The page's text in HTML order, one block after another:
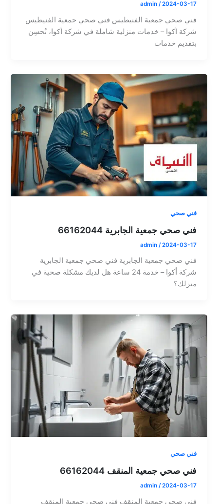
admin /2024-03-17
فني صحي جمعية الفنيطيس فني صحي جمعية الفنيطيس
شركة أكوا – خدمات منزلية شاملة في شركة أكوا، نُحسِن
بتقديم خدمات
فني صحي
فني صحي جمعية الجابرية 66162044
admin /2024-03-17
فني صحي جمعية الجابرية فني صحي جمعية الجابرية
شركة أكوا – خدمة 24 ساعة هل لديك مشكلة صحية في
منزلك؟
فني صحي
فني صحي جمعية المنقف 66162044
admin /2024-03-17
فني صحي جمعية المنقف فني صحي جمعية المنقف